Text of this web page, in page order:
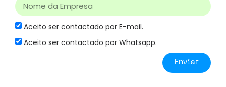
Aceito ser contactado por E-mail.
Aceito ser contactado por Whatsapp.
Enviar